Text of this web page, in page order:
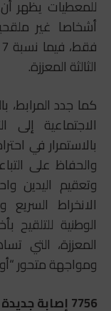
الثالثة المعززة.
كما جدد المرابط،
الاجتماعية إلى
بالاستمرار في
والحفاظ على
وتعقيم اليدين
الانخراط
الوطنية للتلقيح
المعززة، التي
ومواجهة متحور